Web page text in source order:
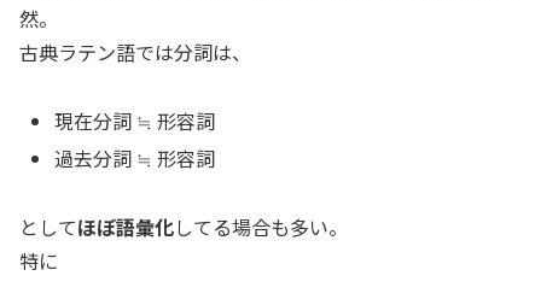
然。
古典ラテン語では分詞は、
現在分詞 ≒ 形容詞
過去分詞 ≒ 形容詞
としてほぼ語彙化してる場合も多い。
特に